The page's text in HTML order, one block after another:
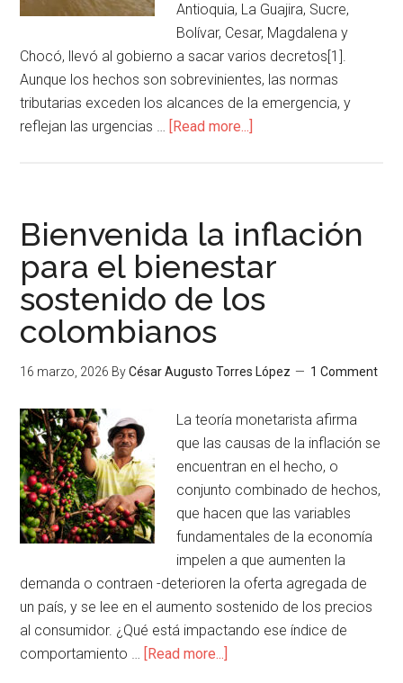
Antioquia, La Guajira, Sucre,
Bolívar, Cesar, Magdalena y
Chocó, llevó al gobierno a sacar varios decretos[1].
Aunque los hechos son sobrevinientes, las normas
tributarias exceden los alcances de la emergencia, y
reflejan las urgencias … [Read more...]
Bienvenida la inflación
para el bienestar
sostenido de los
colombianos
16 marzo, 2026 ByCésar Augusto Torres López 1 Comment
La teoría monetarista afirma
que las causas de la inflación se
encuentran en el hecho, o
conjunto combinado de hechos,
que hacen que las variables
fundamentales de la economía
impelen a que aumenten la
demanda o contraen -deterioren la oferta agregada de
un país, y se lee en el aumento sostenido de los precios
al consumidor. ¿Qué está impactando ese índice de
comportamiento … [Read more...]